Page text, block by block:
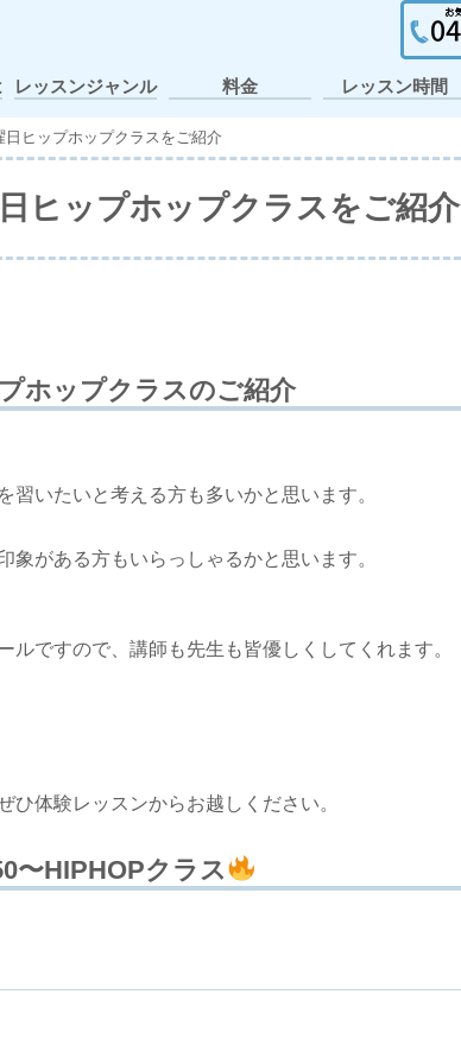
レッスンジャンル
ップ
ション
張レッスン
料金 レッスン時間
日ヒップホップクラスをご紹介
ヒップホップクラスをご紹介
ホップクラスのご紹介
いたいと考える方も多いかと思います。
がある方もいらっしゃるかと思います。
ですので、講師も先生も皆優しくしてくれます。
体験レッスンからお越しください。
〜HIPHOPクラス